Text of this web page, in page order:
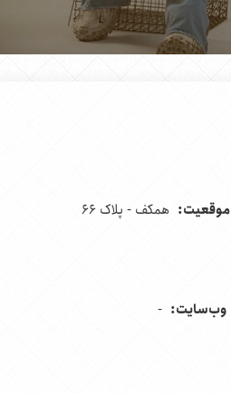
موقعیت: همکف - پلاک 66
وب‌سایت: -